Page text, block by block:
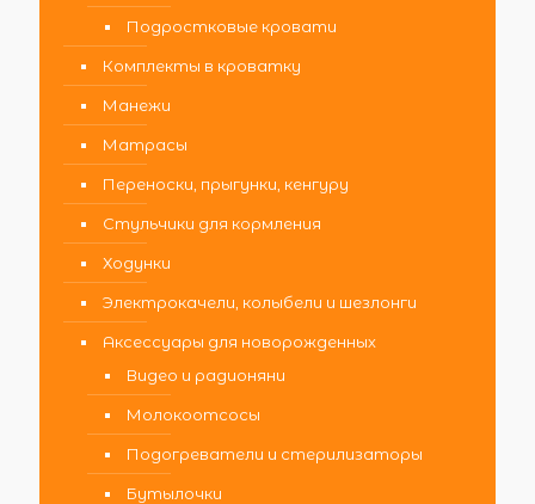
Подростковые кровати
Комплекты в кроватку
Манежи
Матрасы
Переноски, прыгунки, кенгуру
Стульчики для кормления
Ходунки
Электрокачели, колыбели и шезлонги
Аксессуары для новорожденных
Видео и радионяни
Молокоотсосы
Подогреватели и стерилизаторы
Бутылочки